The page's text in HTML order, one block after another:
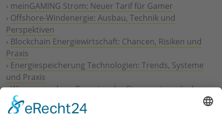
› meinGAMING Strom: Neuer Tarif für Gamer
› Offshore-Windenergie: Ausbau, Technik und
Perspektiven
› Blockchain Energiewirtschaft: Chancen, Risiken und
Praxis
› Energiespeicherung Technologien: Trends, Systeme
und Praxis
›Wie erneuerbare Energien das Stromnetz verändern
Digitalisierung Energiewirtschaft: Effizienz, Netze und
Prozesse